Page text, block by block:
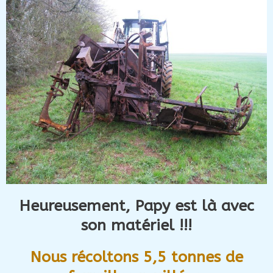
Heureusement, Papy est là avec
son matériel !!!
Nous récoltons 5,5 tonnes de